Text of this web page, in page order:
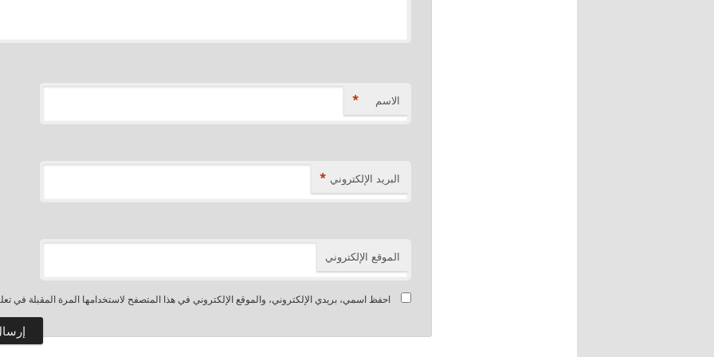
الاسم *
البريد الإلكتروني *
الموقع الإلكتروني
احفظ اسمي، بريدي الإلكتروني، والموقع الإلكتروني في هذا المتصفح لاستخدامها المرة المقبلة في